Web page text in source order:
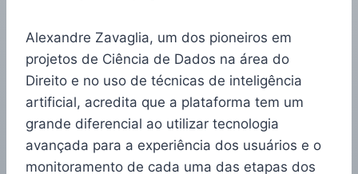
Alexandre Zavaglia, um dos pioneiros em
projetos de Ciência de Dados na área do
Direito e no uso de técnicas de inteligência
artificial, acredita que a plataforma tem um
grande diferencial ao utilizar tecnologia
avançada para a experiência dos usuários e o
monitoramento de cada uma das etapas dos